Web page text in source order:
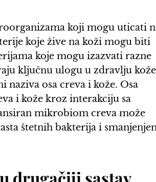
koji mogu uticati
koje žive na koži mogu biti
koje mogu izazvati razne
ključnu ulogu u zdravlju
naziva osa creva i kože. Osa
i kože kroz interakciju sa
mikrobiom creva može
štetnih bakterija i
drugačiji sastav